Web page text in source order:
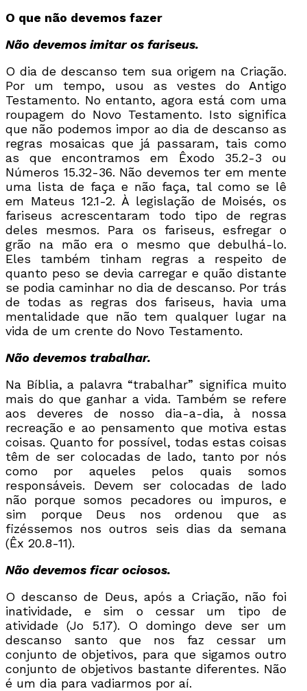
O que não devemos fazer
Não devemos imitar os fariseus.
O dia de descanso tem sua origem na Criação.
Por um tempo, usou as vestes do Antigo
Testamento. No entanto, agora está com uma
roupagem do Novo Testamento. Isto significa
que não podemos impor ao dia de descanso as
regras mosaicas que já passaram, tais como
as que encontramos em Êxodo 35.2-3 ou
Números 15.32-36. Não devemos ter em mente
uma lista de faça e não faça, tal como se lê
em Mateus 12.1-2. À legislação de Moisés, os
fariseus acrescentaram todo tipo de regras
deles mesmos. Para os fariseus, esfregar o
grão na mão era o mesmo que debulhá-lo.
Eles também tinham regras a respeito de
quanto peso se devia carregar e quão distante
se podia caminhar no dia de descanso. Por trás
de todas as regras dos fariseus, havia uma
mentalidade que não tem qualquer lugar na
vida de um crente do Novo Testamento.
Não devemos trabalhar.
Na Bíblia, a palavra “trabalhar” significa muito
mais do que ganhar a vida. Também se refere
aos deveres de nosso dia-a-dia, à nossa
recreação e ao pensamento que motiva estas
coisas. Quanto for possível, todas estas coisas
têm de ser colocadas de lado, tanto por nós
como por aqueles pelos quais somos
responsáveis. Devem ser colocadas de lado
não porque somos pecadores ou impuros, e
sim porque Deus nos ordenou que as
fizéssemos nos outros seis dias da semana
(Êx 20.8-11).
Não devemos ficar ociosos.
O descanso de Deus, após a Criação, não foi
inatividade, e sim o cessar um tipo de
atividade (Jo 5.17). O domingo deve ser um
descanso santo que nos faz cessar um
conjunto de objetivos, para que sigamos outro
conjunto de objetivos bastante diferentes. Não
é um dia para vadiarmos por aí.